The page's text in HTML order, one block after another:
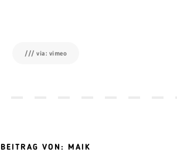
/// via: vimeo
BEITRAG VON: MAIK